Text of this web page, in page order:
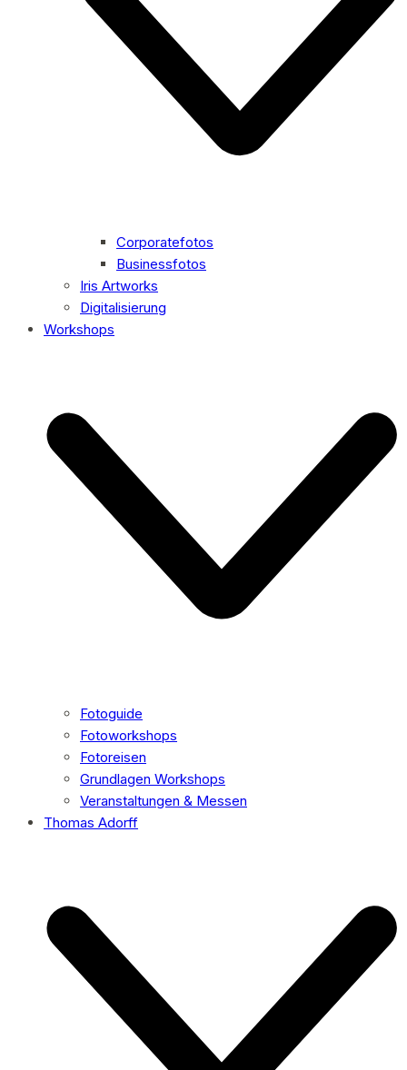
Corporatefotos
Businessfotos
Iris Artworks
Digitalisierung
Workshops
Fotoguide
Fotoworkshops
Fotoreisen
Grundlagen Workshops
Veranstaltungen & Messen
Thomas Adorff